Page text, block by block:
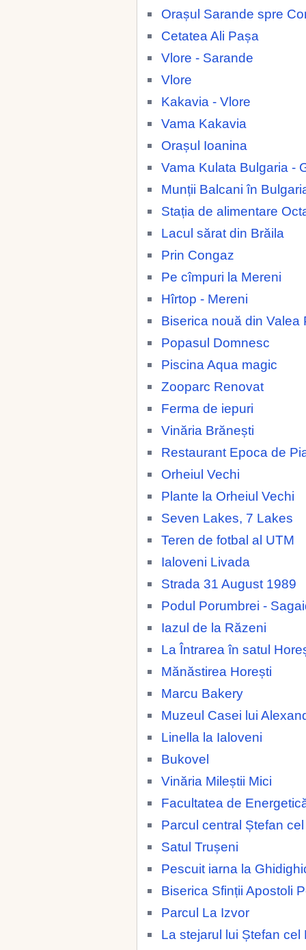
Orașul Sarande spre
Cetatea Ali Pașa
Vlore - Sarande
Vlore
Kakavia - Vlore
Vama Kakavia
Orașul Ioanina
Vama Kulata Bulgaria -
Munții Balcani în
Stația de alimentare
Lacul sărat din Brăila
Prin Congaz
Pe cîmpuri la Mereni
Hîrtop - Mereni
Biserica nouă din Valea
Popasul Domnesc
Piscina Aqua magic
Zooparc Renovat
Ferma de iepuri
Vinăria Brănești
Restaurant Epoca de
Orheiul Vechi
Plante la Orheiul Vechi
Seven Lakes, 7 Lakes
Teren de fotbal al UTM
Ialoveni Livada
Strada 31 August 1989
Podul Porumbrei -
Iazul de la Răzeni
La Întrarea în satul
Mănăstirea Horești
Marcu Bakery
Muzeul Casei lui
Linella la Ialoveni
Bukovel
Vinăria Mileștii Mici
Facultatea de
Parcul central Ștefan
Satul Trușeni
Pescuit iarna la
Biserica Sfinții Apostoli
Parcul La Izvor
La stejarul lui Ștefan cel